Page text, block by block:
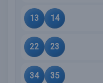
13 14
22 23
34 35